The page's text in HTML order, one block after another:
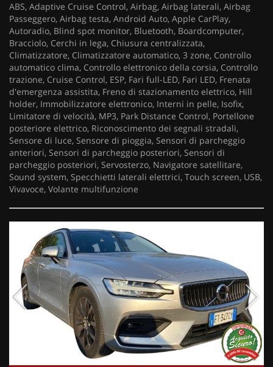
ABS, Adaptive Cruise Control, Airbag, Airbag laterali, Airbag
Passeggero, Airbag testa, Android Auto, Apple CarPlay,
Autoradio, Blind spot monitor, Bluetooth, Boardcomputer,
Bracciolo, Cerchi in lega, Chiusura centralizzata,
Climatizzatore, Climatizzatore automatico, 3 zone, Controllo
automatico clima, Controllo elettronico della corsia, Controllo
trazione, Cruise Control, ESP, Fari full-LED, Fari LED, Frenata
d'emergenza assistita, Freno di stazionamento elettrico, Hill
holder, Immobilizzatore elettronico, Interni in pelle, Isofix,
Limitatore di velocità, MP3, Park Distance Control, Portellone
posteriore elettrico, Riconoscimento dei segnali stradali,
Sensore di luce, Sensore di pioggia, Sensori di parcheggio
anteriori, Sensori di parcheggio posteriori, Sensori di
parcheggio posteriori, Servosterzo, Navigatore satellitare,
Sound system, Specchietti laterali elettrici, Touch screen, USB,
Vivavoce, Volante multifunzione